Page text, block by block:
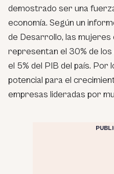
demostrado ser una
economía. Según un
de Desarrollo, las
representan el 30% de
el 5% del PIB del país. Por
potencial para el
empresas lideradas por